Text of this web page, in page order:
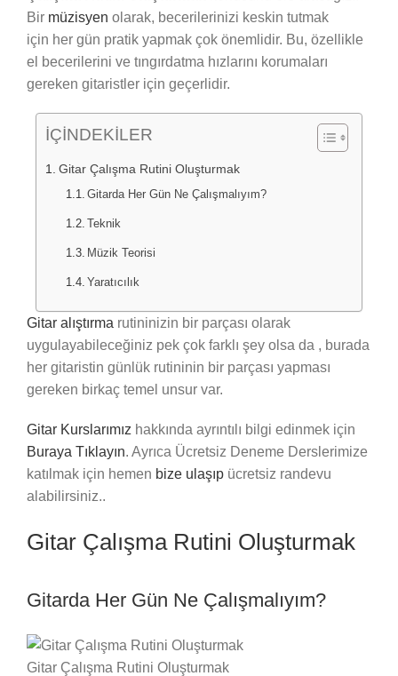
Bir müzisyen olarak, becerilerinizi keskin tutmak
için her gün pratik yapmak çok önemlidir. Bu, özellikle
el becerilerini ve tıngırdatma hızlarını korumaları
gereken gitaristler için geçerlidir.
İÇİNDEKİLER
Gitar Çalışma Rutini Oluşturmak
Gitarda Her Gün Ne Çalışmalıyım?
Teknik
Müzik Teorisi
Yaratıcılık
Gitar alıştırma rutininizin bir parçası olarak
uygulayabileceğiniz pek çok farklı şey olsa da , burada
her gitaristin günlük rutininin bir parçası yapması
gereken birkaç temel unsur var.
Gitar Kurslarımız hakkında ayrıntılı bilgi edinmek için
Buraya Tıklayın. Ayrıca Ücretsiz Deneme Derslerimize
katılmak için hemen bize ulaşıp ücretsiz randevu
alabilirsiniz..
Gitar Çalışma Rutini Oluşturmak
Gitarda Her Gün Ne Çalışmalıyım?
Gitar Çalışma Rutini Oluşturmak